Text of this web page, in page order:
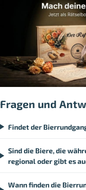
Fragen und
Findet der
Sind die Biere, die
regional oder gibt es
Wann finden die